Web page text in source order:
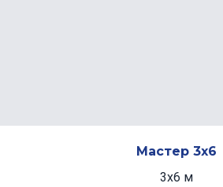
Мастер 3x6
3x6 м